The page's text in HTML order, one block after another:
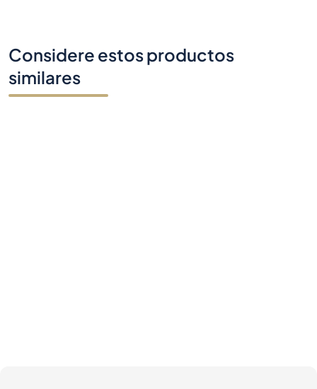
Considere estos productos
similares